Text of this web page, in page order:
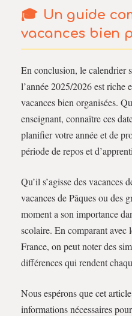
Un guide
vacances bien
En conclusion, le calendrier
l’année 2025/2026 est riche
vacances bien organisées.
enseignant, connaître ces
planifier votre année et de
période de repos et
Qu’il s’agisse des vacances
vacances de Pâques ou des
moment a son importance
scolaire. En comparant avec
France, on peut noter des
différences qui rendent
Nous espérons que cet
informations nécessaires